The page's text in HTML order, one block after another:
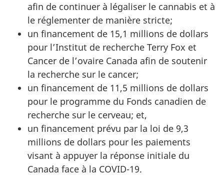
afin de continuer à légaliser le cannabis et à
le réglementer de manière stricte;
un financement de 15,1 millions de dollars
pour l’Institut de recherche Terry Fox et
Cancer de l’ovaire Canada afin de soutenir
la recherche sur le cancer;
un financement de 11,5 millions de dollars
pour le programme du Fonds canadien de
recherche sur le cerveau; et,
un financement prévu par la loi de 9,3
millions de dollars pour les paiements
visant à appuyer la réponse initiale du
Canada face à la COVID-19.